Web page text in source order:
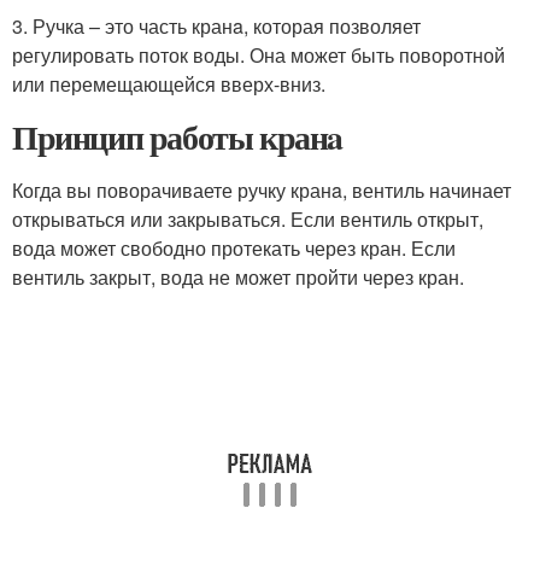
3. Ручка – это часть кранa, которая позволяет
регулировать поток воды. Она может быть поворотной
или перемещающейся вверх-вниз.
Принцип работы кранa
Когда вы поворачиваете ручку кранa, вентиль начинает
открываться или закрываться. Если вентиль открыт,
вода может свободно протекать через кран. Если
вентиль закрыт, вода не может пройти через кран.